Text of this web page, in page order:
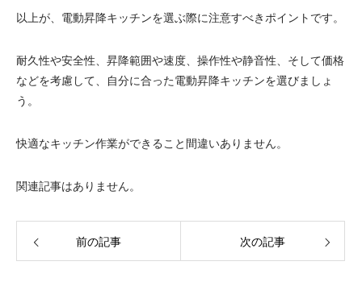
以上が、電動昇降キッチンを選ぶ際に注意すべきポイントです。
耐久性や安全性、昇降範囲や速度、操作性や静音性、そして価格
などを考慮して、自分に合った電動昇降キッチンを選びましょ
う。
快適なキッチン作業ができること間違いありません。
関連記事はありません。
前の記事 次の記事